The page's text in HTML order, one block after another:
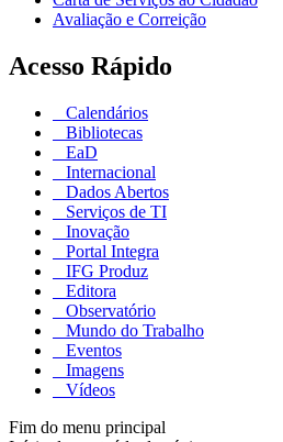
Avaliação e Correição
Acesso Rápido
Calendários
Bibliotecas
EaD
Internacional
Dados Abertos
Serviços de TI
Inovação
Portal Integra
IFG Produz
Editora
Observatório
Mundo do Trabalho
Eventos
Imagens
Vídeos
Fim do menu principal